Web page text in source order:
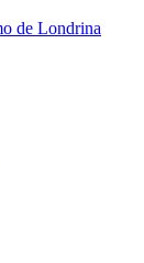
de Londrina